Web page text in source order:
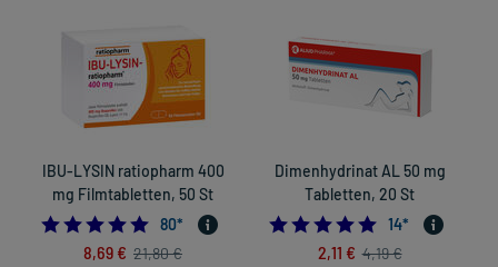
IBU-LYSIN ratiopharm 400
mg Filmtabletten, 50 St
4.925
80*
8,69 € 21,80 €
Dimenhydrinat AL 50 mg
Tabletten, 20 St
14*
2,11 € 4,19 €